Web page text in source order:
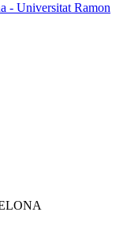
- Universitat Ramon